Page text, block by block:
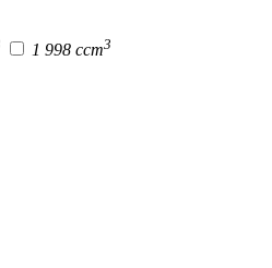
1 998 ccm3